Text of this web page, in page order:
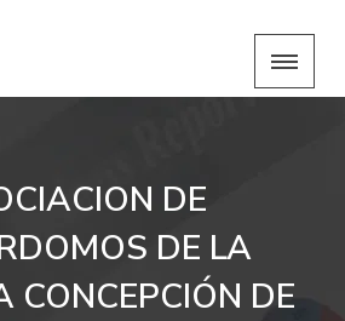
DE
DE LA
CONCEPCIÓN DE